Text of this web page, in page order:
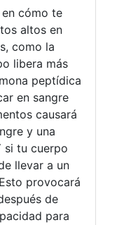
cómo te
altos en
como la
libera más
peptídica
en sangre
causará
y una
si tu cuerpo
llevar a un
provocará
de
para